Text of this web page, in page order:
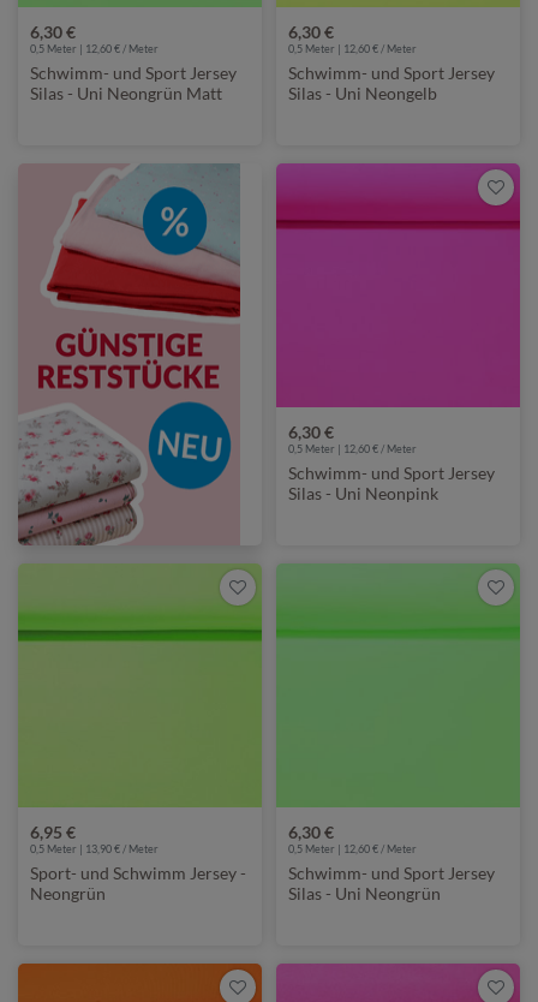
6,30 €
0,5 Meter | 12,60 € / Meter
Schwimm- und Sport Jersey
Silas - Uni Neongrün Matt
6,30 €
0,5 Meter | 12,60 € / Meter
Schwimm- und Sport Jersey
Silas - Uni Neongelb
6,30 €
0,5 Meter | 12,60 € / Meter
Schwimm- und Sport Jersey
Silas - Uni Neonpink
6,95 €
0,5 Meter | 13,90 € / Meter
Sport- und Schwimm Jersey -
Neongrün
6,30 €
0,5 Meter | 12,60 € / Meter
Schwimm- und Sport Jersey
Silas - Uni Neongrün